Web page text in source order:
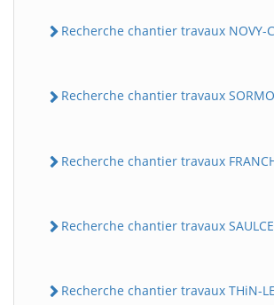
Recherche chantier travaux NOVY-
Recherche chantier travaux
Recherche chantier travaux
Recherche chantier travaux
Recherche chantier travaux THiN-